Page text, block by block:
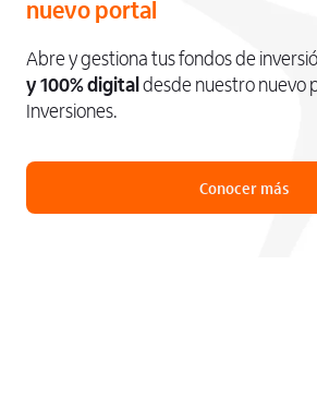
nuevo portal
Abre y gestiona tus fondos de
y 100% digitaldesde nuestro nuevo
Inversiones.
Conocer más